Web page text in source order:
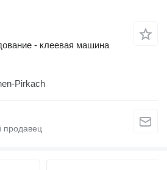
- клеевая машина
Pirkach